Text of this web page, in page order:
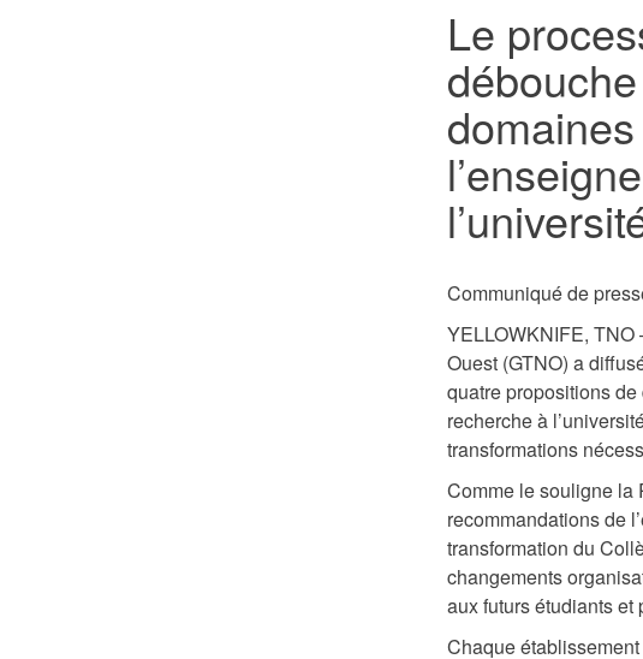
Le
Communiqué de
YELLOWKNIFE,
Ouest (GTNO) a
quatre propositions
recherche à
transformations
Comme le souligne la
recommandations de
transformation du
changements
aux futurs étudiants et
Chaque